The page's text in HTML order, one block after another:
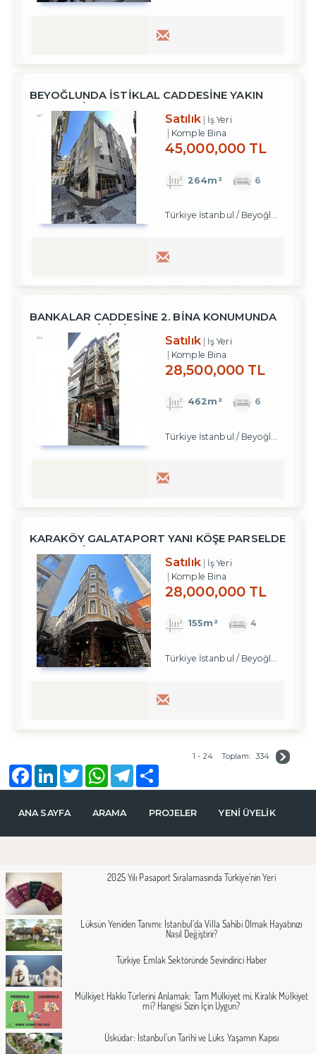
BEYOĞLUNDA ISTIKLAL CADDESINE YAKIN
SATILIK BINA
Satılık
İş Yeri
Komple Bina
45,000,000 TL
264m² 6
Türkiye İstanbul / Beyoğlu/
BANKALAR CADDESİNE 2. BİNA KONUMUNDA
SATILIK TARİHİ BİNA
Satılık
İş Yeri
Komple Bina
28,500,000 TL
462m² 6
KARAKÖY GALATAPORT YANI KÖŞE PARSELDE
SATILIK BİNA
Satılık
İş Yeri
Komple Bina
28,000,000 TL
155m² 4
1 - 24 Toplam: 334
ANA SAYFA ARAMA PROJELER YENİ ÜYELİK
2025 Yılı Pasaport Sıralamasında Türkiye’nin Yeri
Lüksün Yeniden Tanımı: İstanbul’da Villa Sahibi Olmak Hayatınızı
Nasıl Değiştirir?
Türkiye Emlak Sektöründe Sevindirici Haber
Mülkiyet Hakkı Türlerini Anlamak: Tam Mülkiyet mi, Kiralık Mülkiyet
mi? Hangisi Sizin İçin Uygun?
Üsküdar: İstanbul’un Tarihi ve Lüks Yaşamın Kapısı
FacebookLinkedInTwitter WhatsAppTelegram